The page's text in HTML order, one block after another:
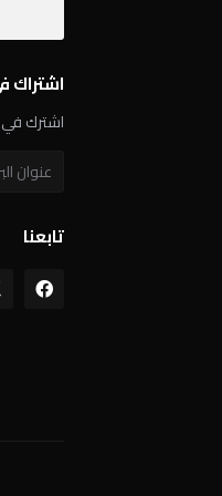
اشتراك
اشترك في
تابعنا